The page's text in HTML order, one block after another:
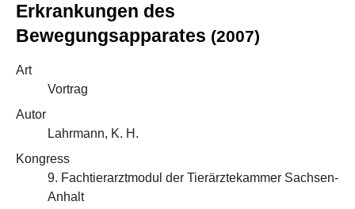
Erkrankungen des
Bewegungsapparates (2007)
Art
Vortrag
Autor
Lahrmann, K. H.
Kongress
9. Fachtierarztmodul der Tierärztekammer Sachsen-
Anhalt